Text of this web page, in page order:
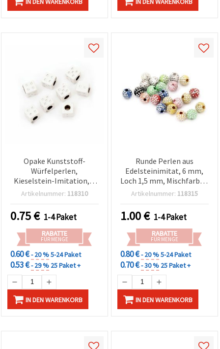
Opake Kunststoff-
Würfelperlen,
Kieselstein-Imitation, 6
mm, Loch 3 mm, Weiß -
Basteln &
Schmuckherstellung
Artikelnummer: 118310
0.75€ 1-4 Paket
RABATTE
FÜR MENGE
0.60 €- 20 %5-24 Paket
0.53 €- 29 % 25 Paket +
IN DEN WARENKORB
Runde Perlen aus
Edelsteinimitat, 6 mm,
Loch 1,5 mm, Mischfarben
– 20 g (ca. 200 Stk.)
Artikelnummer: 118315
1.00€ 1-4 Paket
RABATTE
FÜR MENGE
0.80 €- 20 %5-24 Paket
0.70 €- 30 % 25 Paket +
IN DEN WARENKORB